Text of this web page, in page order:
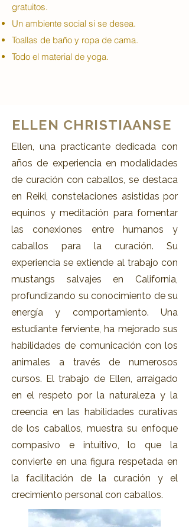
gratuitos.
Un ambiente social si se desea.
Toallas de baño y ropa de cama.
Todo el material de yoga.
ELLEN CHRISTIAANSE
Ellen, una practicante dedicada con
años de experiencia en modalidades
de curación con caballos, se destaca
en Reiki, constelaciones asistidas por
equinos y meditación para fomentar
las conexiones entre humanos y
caballos para la curación. Su
experiencia se extiende al trabajo con
mustangs salvajes en California,
profundizando su conocimiento de su
energía y comportamiento. Una
estudiante ferviente, ha mejorado sus
habilidades de comunicación con los
animales a través de numerosos
cursos. El trabajo de Ellen, arraigado
en el respeto por la naturaleza y la
creencia en las habilidades curativas
de los caballos, muestra su enfoque
compasivo e intuitivo, lo que la
convierte en una figura respetada en
la facilitación de la curación y el
crecimiento personal con caballos.